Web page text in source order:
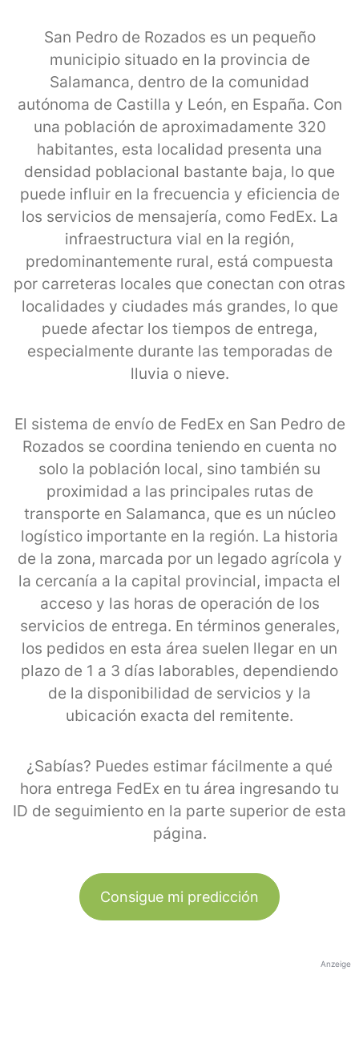
San Pedro de Rozados es un pequeño
municipio situado en la provincia de
Salamanca, dentro de la comunidad
autónoma de Castilla y León, en España. Con
una población de aproximadamente 320
habitantes, esta localidad presenta una
densidad poblacional bastante baja, lo que
puede influir en la frecuencia y eficiencia de
los servicios de mensajería, como FedEx. La
infraestructura vial en la región,
predominantemente rural, está compuesta
por carreteras locales que conectan con otras
localidades y ciudades más grandes, lo que
puede afectar los tiempos de entrega,
especialmente durante las temporadas de
lluvia o nieve.
El sistema de envío de FedEx en San Pedro de
Rozados se coordina teniendo en cuenta no
solo la población local, sino también su
proximidad a las principales rutas de
transporte en Salamanca, que es un núcleo
logístico importante en la región. La historia
de la zona, marcada por un legado agrícola y
la cercanía a la capital provincial, impacta el
acceso y las horas de operación de los
servicios de entrega. En términos generales,
los pedidos en esta área suelen llegar en un
plazo de 1 a 3 días laborables, dependiendo
de la disponibilidad de servicios y la
ubicación exacta del remitente.
¿Sabías? Puedes estimar fácilmente a qué
hora entrega FedEx en tu área ingresando tu
ID de seguimiento en la parte superior de esta
página.
Consigue mi predicción
Anzeige